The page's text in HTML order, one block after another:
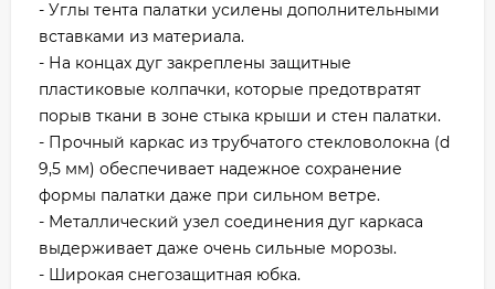
- Углы тента палатки усилены дополнительными
вставками из материала.
- На концах дуг закреплены защитные
пластиковые колпачки, которые предотвратят
порыв ткани в зоне стыка крыши и стен палатки.
- Прочный каркас из трубчатого стекловолокна (d
9,5 мм) обеспечивает надежное сохранение
формы палатки даже при сильном ветре.
- Металлический узел соединения дуг каркаса
выдерживает даже очень сильные морозы.
- Широкая снегозащитная юбка.